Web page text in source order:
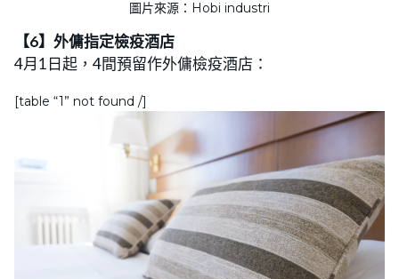
圖片來源：Hobi industri
【6】外傭指定檢疫酒店
4月1日起，4間預留作外傭檢疫酒店：
[table “1” not found /]